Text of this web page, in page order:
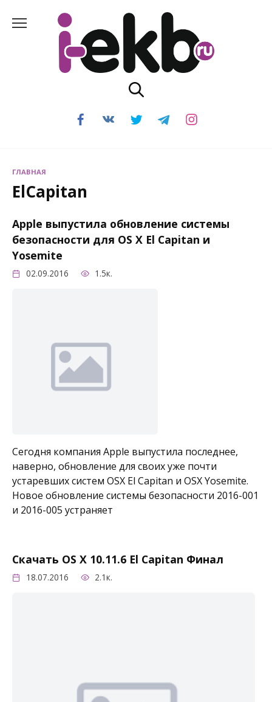
содержанию
ГЛАВНАЯ
ElCapitan
Apple выпустила обновление системы
безопасности для OS X El Capitan и
Yosemite
02.09.2016 1.5к.
Сегодня компания Apple выпустила последнее,
наверно, обновление для своих уже почти
устаревших систем OSX El Capitan и OSX Yosemite.
Новое обновление системы безопасности 2016-001
и 2016-005 устраняет
Скачать OS X 10.11.6 El Capitan Финал
18.07.2016 2.1к.